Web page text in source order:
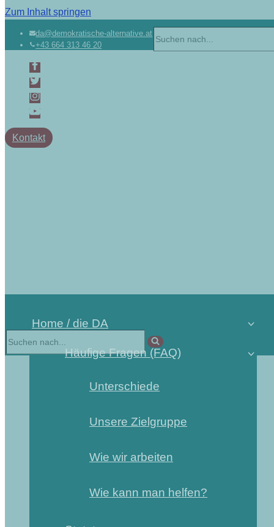
Zum Inhalt springen
da@demokratische-alternative.at
+43 664 313 46 20
Kontakt
Home / die DA
Häufige Fragen (FAQ)
Unterschiede
Unsere Zielgruppe
Wie wir arbeiten
Wie kann man helfen?